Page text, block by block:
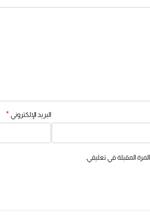
البريد الإلكتروني *
المقبلة في تعليقي.